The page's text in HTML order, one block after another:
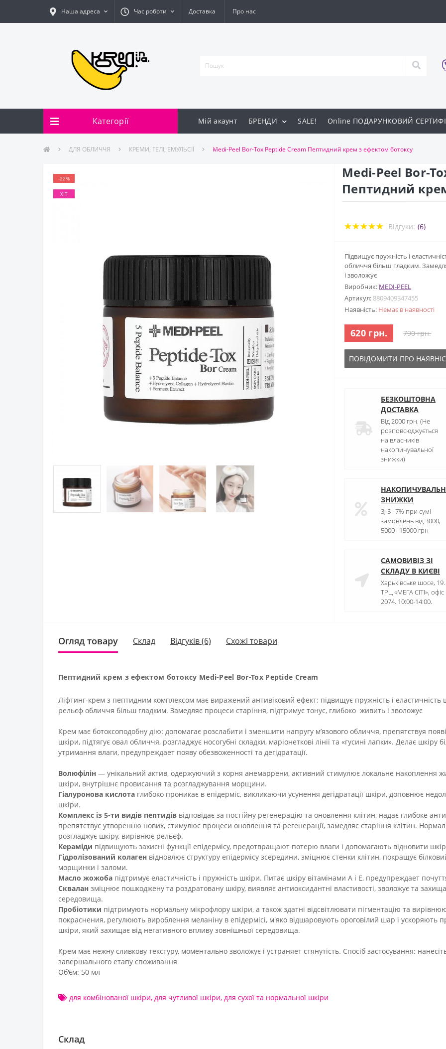
Наша адреса Час роботи Доставка Про нас
Категорії Мій акаунт БРЕНДИ SALE! Online ПОДАРУНКОВИЙ
Контакти
ДЛЯ ОБЛИЧЧЯ КРЕМИ, ГЕЛІ, ЕМУЛЬСІЇ Medi-Peel Bor-Tox Peptide Cream Пептидний крем з ефектом ботоксу
-22%
ХІТ
Medi-Peel Bor-
Пептидний
Відгуки: (6)
Підвищує пружність і
обличчя більш гладким.
і зволожує
Виробник: MEDI-PEEL
Артикул: 8809409347455
Наявність: Немає в наявності
620 грн. 790 грн.
ПОВІДОМИТИ ПРО
БЕЗКОШТОВНА
ДОСТАВКА
Від 2000 грн. (Не
розповсюджується
на власників
накопичувальної
знижки)
ЗНИЖКИ
3, 5 і 7% при сумі
замовлень від 3000,
5000 і 15000 грн
САМОВИВІЗ ЗІ
СКЛАДУ В КИЄВІ
Харьківське шосе, 19.
ТРЦ «МЕГА СІТІ», офіс
2074. 10:00-14:00.
Огляд товару Склад Відгуків (6) Схожі товари
Пептидний крем з ефектом ботоксу Medi-Peel Bor-Tox Peptide Cream
Ліфтинг-крем з пептидним комплексом має виражений антивіковий ефект: підвищує пружність і
рельєф обличчя більш гладким. Замедляє процеси старіння, підтримує тонус, глибоко живить і зволожує
Крем має ботоксоподобну дію: допомагає розслабити і зменшити напругу м’язового обличчя, препятствуя
шкіри, підтягує овал обличчя, розгладжує носогубні складки, маріонеткові лінії та «гусині лапки». Делає
утримання влаги, предупреждает появу обезвоженності та дегідратації.
Волюфілін — унікальний актив, одержуючий з корня анемаррени, активний стимулює локальне накоплення
шкіри, внутрішнє провисання та розгладжування морщини.
Гіалуронова кислота глибоко проникає в епідерміс, викликаючи усунення дегідратації шкіри, доповнює
шкіри.
Комплекс із 5-ти видів пептидів відповідає за постійну регенерацію та оновлення клітин, надає глибоке
препятствує утворенню нових, стимулює процеси оновлення та регенерації, замедляє старіння клітин.
розгладжує шкіру, вирівнює рельєф.
Кераміди підвищують захисні функції епідермісу, предотвращают потерю влаги і допомагають відновити
Гідролізований колаген відновлює структуру епідермісу зсередини, зміцнює стенки клітин, покращує
морщинки і заломи.
Масло жожоба підтримує еластичність і пружність шкіри. Питає шкіру вітамінами А і Е, предупреждает
Сквалан зміцнює пошкоджену та роздратовану шкіру, виявляє антиоксидантні властивості, зволожує та
середовища.
Пробіотики підтримують нормальну мікрофлору шкіри, а також здатні відсвітлювати пігментацію та
покраснения, регулюють вироблення меланіну в епідермісі, м'яко відшаровують ороговілий шар і
шкіри, який захищає від негативного впливу зовнішньої середовища.
Крем має нежну сливкову текстуру, моментально зволожує і устраняет стянутість. Спосіб застосування:
завершального етапу споживання
Об'єм: 50 мл
для комбінованої шкіри, для чутливої шкіри, для сухої та нормальної шкіри
Склад